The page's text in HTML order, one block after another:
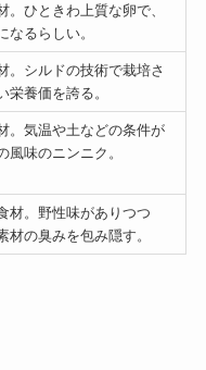
ひときわ上質な卵で、
なるらしい。
。シルドの技術で栽培さ
栄養価を誇る。
。気温や土などの条件が
味のニンニク。
材。野性味がありつつ
材の臭みを包み隠す。